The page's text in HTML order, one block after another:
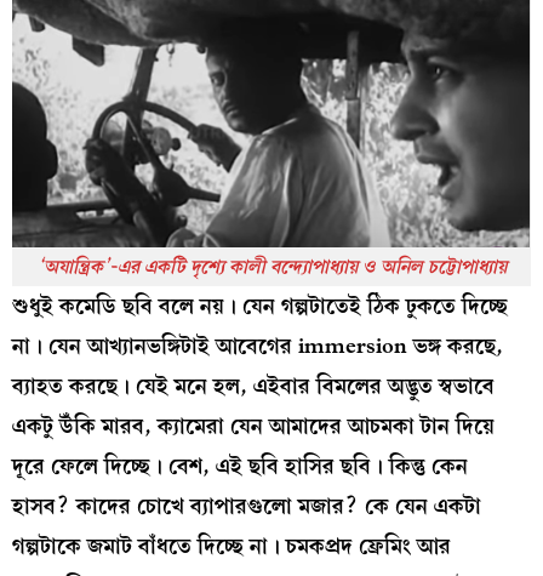
‘অযান্ত্রিক’-এর একটি দৃশ্যে কালী বন্দ্যোপাধ্যায় ও অনিল চট্টোপাধ্যায়
শুধুই কমেডি ছবি বলে নয়। যেন গল্পটাতেই ঠিক ঢুকতে দিচ্ছে
না। যেন আখ্যানভঙ্গিটাই আবেগের immersion ভঙ্গ করছে,
ব্যাহত করছে। যেই মনে হল, এইবার বিমলের অদ্ভুত স্বভাবে
একটু উঁকি মারব, ক্যামেরা যেন আমাদের আচমকা টান দিয়ে
দূরে ফেলে দিচ্ছে। বেশ, এই ছবি হাসির ছবি। কিন্তু কেন
হাসব? কাদের চোখে ব্যাপারগুলো মজার? কে যেন একটা
গল্পটাকে জমাট বাঁধতে দিচ্ছে না। চমকপ্রদ ফ্রেমিং আর